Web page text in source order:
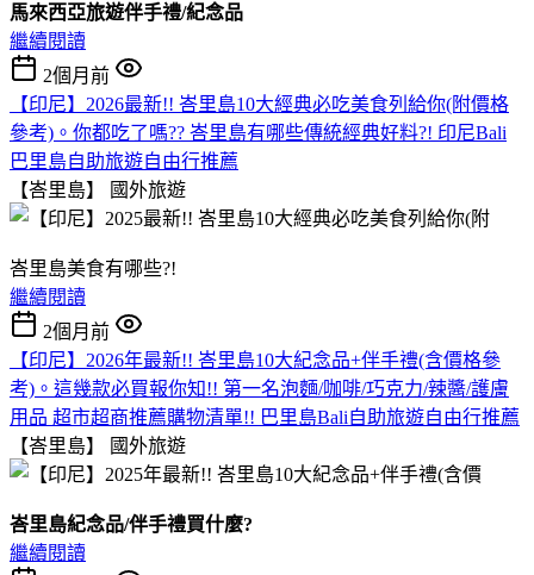
馬來西亞旅遊伴手禮/紀念品
繼續閱讀
2個月前
【印尼】2026最新!! 峇里島10大經典必吃美食列給你(附價格
參考)。你都吃了嗎?? 峇里島有哪些傳統經典好料?! 印尼Bali
巴里島自助旅遊自由行推薦
【峇里島】
國外旅遊
峇里島美食有哪些?!
繼續閱讀
2個月前
【印尼】2026年最新!! 峇里島10大紀念品+伴手禮(含價格參
考)。這幾款必買報你知!! 第一名泡麵/咖啡/巧克力/辣醬/護膚
用品 超市超商推薦購物清單!! 巴里島Bali自助旅遊自由行推薦
【峇里島】
國外旅遊
峇里島紀念品/伴手禮買什麼?
繼續閱讀